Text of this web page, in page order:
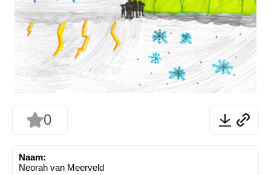
0
Naam:
Neorah van Meerveld